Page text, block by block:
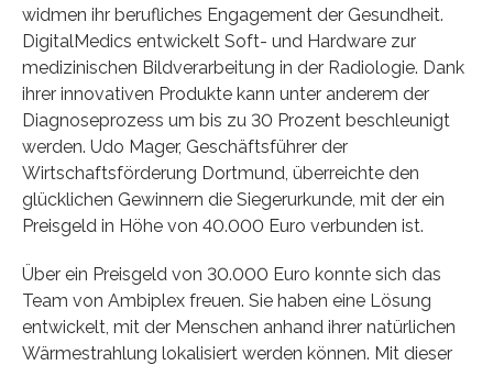
widmen ihr berufliches Engagement der Gesundheit.
DigitalMedics entwickelt Soft- und Hardware zur
medizinischen Bildverarbeitung in der Radiologie. Dank
ihrer innovativen Produkte kann unter anderem der
Diagnoseprozess um bis zu 30 Prozent beschleunigt
werden. Udo Mager, Geschäftsführer der
Wirtschaftsförderung Dortmund, überreichte den
glücklichen Gewinnern die Siegerurkunde, mit der ein
Preisgeld in Höhe von 40.000 Euro verbunden ist.
Über ein Preisgeld von 30.000 Euro konnte sich das
Team von Ambiplex freuen. Sie haben eine Lösung
entwickelt, mit der Menschen anhand ihrer natürlichen
Wärmestrahlung lokalisiert werden können. Mit dieser